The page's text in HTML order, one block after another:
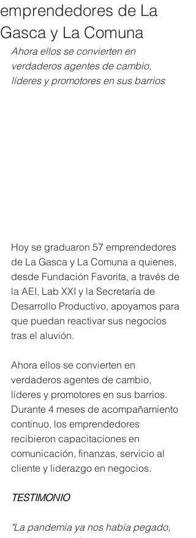
emprendedores de La
Gasca y La Comuna
Ahora ellos se convierten en
verdaderos agentes de cambio,
líderes y promotores en sus barrios
Hoy se graduaron 57 emprendedores
de La Gasca y La Comuna a quienes,
desde Fundación Favorita, a través de
la AEI, Lab XXI y la Secretaría de
Desarrollo Productivo, apoyamos para
que puedan reactivar sus negocios
tras el aluvión.
Ahora ellos se convierten en
verdaderos agentes de cambio,
líderes y promotores en sus barrios.
Durante 4 meses de acompañamiento
continuo, los emprendedores
recibieron capacitaciones en
comunicación, finanzas, servicio al
cliente y liderazgo en negocios.
TESTIMONIO
"La pandemia ya nos había pegado,